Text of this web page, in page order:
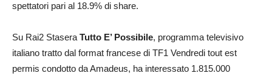
spettatori pari al 18.9% di share.
Su Rai2 StaseraTutto E’ Possibile, programma televisivo
italiano tratto dal format francese di TF1 Vendredi tout est
permis condotto da Amadeus, ha interessato 1.815.000